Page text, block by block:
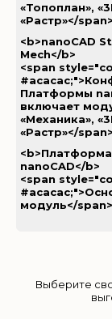
«Топоплан»,
«Растр»</span>
<b>nanoCAD
Mech</b>
<span
Платформы
включает
«Механика»,
«Растр»</span>
<b>Платформа
nanoCAD</b>
<span
модуль</span>
Выберите